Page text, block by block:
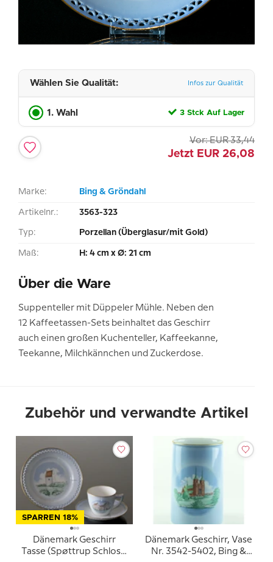
Wählen Sie Qualität: Infos zur Qualität
1. Wahl 3 Stck Auf Lager
Vor: EUR 33,44
Jetzt EUR 26,08
Marke: Bing & Gröndahl
Artikelnr.: 3563-323
Typ: Porzellan (Überglasur/mit Gold)
Maß: H: 4 cm x Ø: 21 cm
Über die Ware
Suppenteller mit Düppeler Mühle. Neben den
12 Kaffeetassen-Sets beinhaltet das Geschirr
auch einen großen Kuchenteller, Kaffeekanne,
Teekanne, Milchkännchen und Zuckerdose.
Zubehör und verwandte Artikel
SPARREN 18%
Dänemark Geschirr
Tasse (Spøttrup Schloss)
Dänemark Geschirr, Vase
Nr. 3542-5402, Bing &